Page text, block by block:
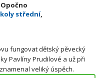
Opočno
střední,
fungovat dětský pěvecký
Pavlíny Prudilové a už při
veliký úspěch.